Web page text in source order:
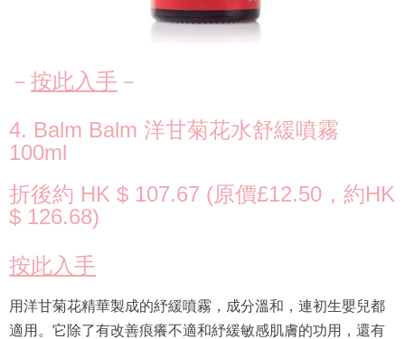
－ 按此入手 －
4. Balm Balm 洋甘菊花水舒緩噴霧
100ml
折後約 HK $ 107.67 (原價£12.50，約HK
$ 126.68)
按此入手
用洋甘菊花精華製成的紓緩噴霧，成分溫和，連初生嬰兒都
適用。它除了有改善痕癢不適和紓緩敏感肌膚的功用，還有